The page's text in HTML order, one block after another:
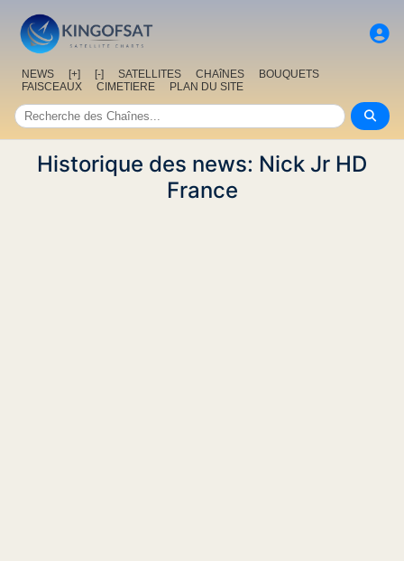
NEWS [+] [-] SATELLITES CHAîNES
BOUQUETS
FAISCEAUX
CIMETIERE PLAN DU SITE
Historique des news: Nick Jr HD
France